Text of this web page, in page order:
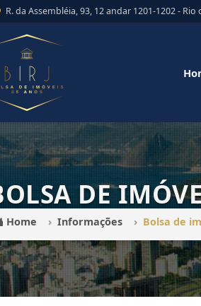
R. da Assembléia, 93, 12 andar 1201-1202 - Rio
DE
Home Informações Bolsa de